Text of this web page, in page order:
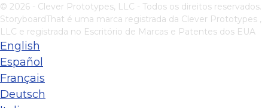
© 2026 - Clever Prototypes, LLC - Todos os direitos reservados.
StoryboardThat é uma marca registrada da Clever Prototypes ,
LLC e registrada no Escritório de Marcas e Patentes dos EUA
English
Español
Français
Deutsch